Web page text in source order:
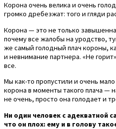
Корона очень велика и очень
громко дребезжат: того и гляди
Корона — это не только
почему все жалобы на уродство,
же самый голодный плач короны,
и невнимание партнера. «Не
все.
Мы как-то пропустили и очень
корона в моменты такого плача —
не очень, просто она голодает и
Ни один человек с адекватной
что он плох: ему и в голову